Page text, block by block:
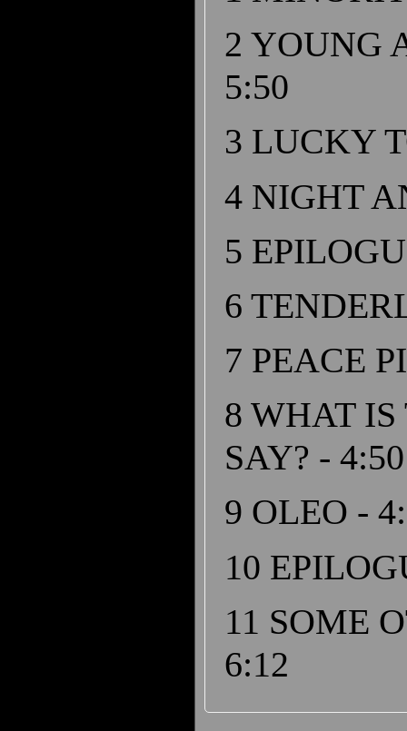
2 YOUNG
5:50
3 LUCKY
4 NIGHT
5
6
7 PEACE
8 WHAT IS
SAY? - 4:50
9 OLEO -
10
11 SOME
6:12